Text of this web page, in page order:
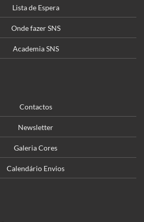
Lista de Espera
Onde fazer SNS
Academia SNS
Contactos
Newsletter
Galeria Cores
Calendário Envios